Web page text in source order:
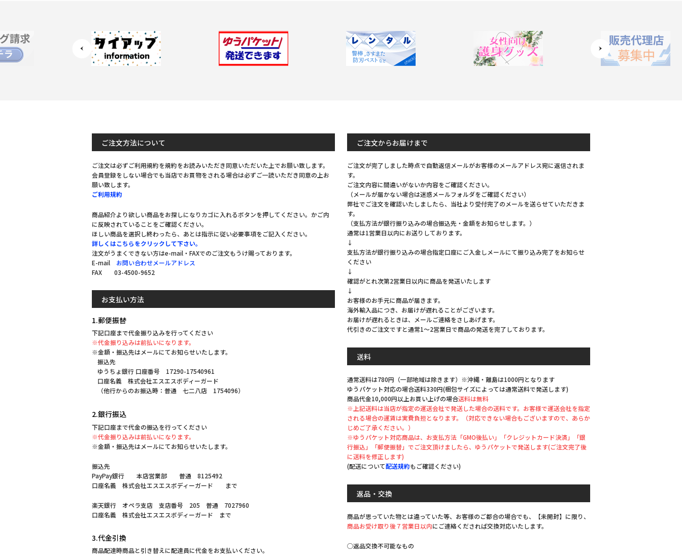
Next
ご注文方法について
ご注文は必ずご利用規約を規約をお読みいただき同意いただいた上でお願い致します。
会員登録をしない場合でも当店でお買物をされる場合は必ずご一読いただき同意の上お
願い致します。
ご利用規約
商品紹介より欲しい商品をお探しになりカゴに入れるボタンを押してください。かご内
に反映されていることをご確認ください。
ほしい商品を選択し終わったら、あとは指示に従い必要事項をご記入ください。
詳しくはこちらをクリックして下さい。
注文がうまくできない方はe-mail・FAXでのご注文もうけ賜っております。
E-mail お問い合わせメールアドレス
FAX 03-4500-9652
お支払い方法
1.郵便振替
下記口座まで代金振り込みを行ってください
※代金振り込みは前払いになります。
※金額・振込先はメールにてお知らせいたします。
振込先
ゆうちょ銀行 口座番号 17290-17540961
口座名義 株式会社エスエスボディーガード
（他行からのお振込時：普通 七二八店 1754096）
2.銀行振込
下記口座まで代金の振込を行ってください
※代金振り込みは前払いになります。
※金額・振込先はメールにてお知らせいたします。
振込先
PayPay銀行 本店営業部 普通 8125492
口座名義 株式会社エスエスボディーガード まで
楽天銀行 オペラ支店 支店番号 205 普通 7027960
口座名義 株式会社エスエスボディーガード まで
3.代金引換
商品配達時商品と引き替えに配達員に代金をお支払いください。
ご注文からお届けまで
ご注文が完了しました時点で自動返信メールがお客様のメールアドレス宛に返信されま
す。
ご注文内容に間違いがないか内容をご確認ください。
（メールが届かない場合は迷惑メールフォルダをご確認ください）
弊社でご注文を確認いたしましたら、当社より受付完了のメールを送らせていただきま
す。
（支払方法が銀行振り込みの場合振込先・金額をお知らせします。）
通常は1営業日以内にお送りしております。
↓
支払方法が銀行振り込みの場合指定口座にご入金しメールにて振り込み完了をお知らせ
ください
↓
確認がとれ次第2営業日以内に商品を発送いたします
↓
お客様のお手元に商品が届きます。
海外輸入品につき、お届けが遅れることがございます。
お届けが遅れるときは、メールご連絡をさしあげます。
代引きのご注文ですと通常1～2営業日で商品の発送を完了しております。
送料
通常送料は780円（一部地域は除きます）※沖縄・離島は1000円となります
ゆうパケット対応の場合送料330円(梱包サイズによっては通常送料で発送します)
商品代金10,000円以上お買い上げの場合送料は無料
※上記送料は当店が指定の運送会社で発送した場合の送料です。お客様で運送会社を指定
される場合の運賃は実費負担となります。（対応できない場合もございますので、あらか
じめご了承ください。）
※ゆうパケット対応商品は、お支払方法「GMO後払い」「クレジットカード決済」「銀
行振込」「郵便振替」でご注文頂けましたら、ゆうパケットで発送します(ご注文完了後
に送料を修正します)
(配送について配送規約もご確認ください)
返品・交換
商品が思っていた物とは違っていた等、お客様のご都合の場合でも、【未開封】に限り、
商品お受け取り後７営業日以内にご連絡くだされば交換対応いたします。
◯返品交換不可能なもの